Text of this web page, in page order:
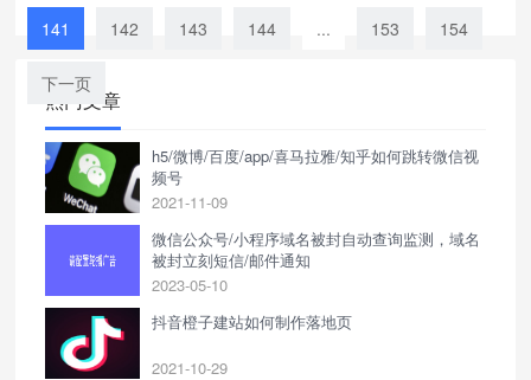
141 142 143 144 ... 153 154
下一页
热门文章
h5/微博/百度/app/喜马拉雅/知乎如何跳转微信视
频号
2021-11-09
微信公众号/小程序域名被封自动查询监测，域名
被封立刻短信/邮件通知
2023-05-10
抖音橙子建站如何制作落地页
2021-10-29